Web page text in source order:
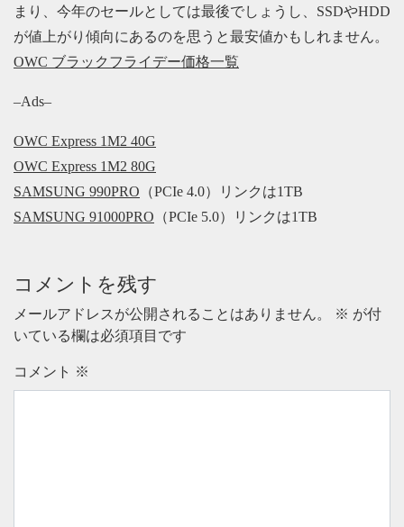
まり、今年のセールとしては最後でしょうし、SSDやHDD
が値上がり傾向にあるのを思うと最安値かもしれません。
OWC ブラックフライデー価格一覧
–Ads–
OWC Express 1M2 40G
OWC Express 1M2 80G
SAMSUNG 990PRO （PCIe 4.0）リンクは1TB
SAMSUNG 91000PRO （PCIe 5.0）リンクは1TB
コメントを残す
メールアドレスが公開されることはありません。 ※ が付
いている欄は必須項目です
コメント ※